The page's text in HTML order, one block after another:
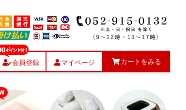
会員登録 マイページ カートをみる